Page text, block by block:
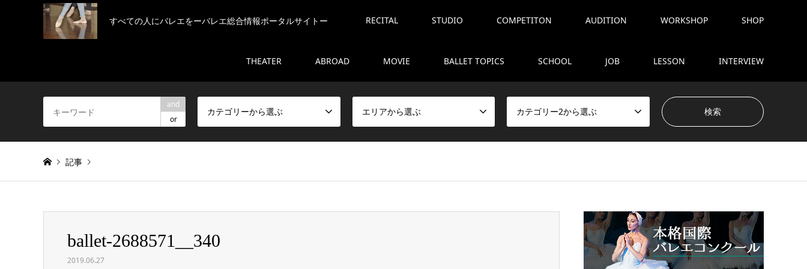
すべての人にバレエをーバレエ総合情報ポータルサイトー RECITAL STUDIO COMPETITON AUDITION WORKSHOP SHOP
THEATER ABROAD MOVIE BALLET TOPICS SCHOOL JOB LESSON INTERVIEW
and
or
カテゴリーから選ぶ エリアから選ぶ カテゴリー2から選ぶ
記事
ballet-2688571__340
ballet-2688571__340
2019.06.27